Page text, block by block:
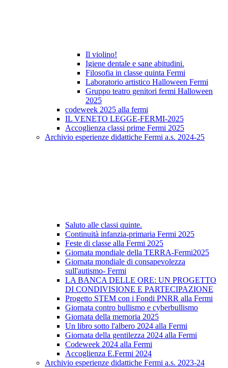
Il violino!
Igiene dentale e sane abitudini.
Filosofia in classe quinta Fermi
Laboratorio artistico Halloween Fermi
Gruppo teatro genitori fermi Halloween
2025
codeweek 2025 alla fermi
IL VENETO LEGGE-FERMI-2025
Accoglienza classi prime Fermi 2025
Archivio esperienze didattiche Fermi a.s. 2024-25
Saluto alle classi quinte.
Continuità infanzia-primaria Fermi 2025
Feste di classe alla Fermi 2025
Giornata mondiale della TERRA-Fermi2025
Giornata mondiale di consapevolezza
sull'autismo- Fermi
LA BANCA DELLE ORE: UN PROGETTO
DI CONDIVISIONE E PARTECIPAZIONE
Progetto STEM con i Fondi PNRR alla Fermi
Giornata contro bullismo e cyberbullismo
Giornata della memoria 2025
Un libro sotto l'albero 2024 alla Fermi
Giornata della gentilezza 2024 alla Fermi
Codeweek 2024 alla Fermi
Accoglienza E.Fermi 2024
Archivio esperienze didattiche Fermi a.s. 2023-24